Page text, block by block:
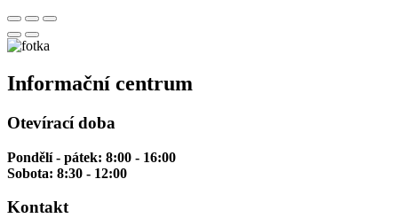
Informační centrum
Otevírací doba
Pondělí - pátek: 8:00 - 16:00
Sobota: 8:30 - 12:00
Kontakt